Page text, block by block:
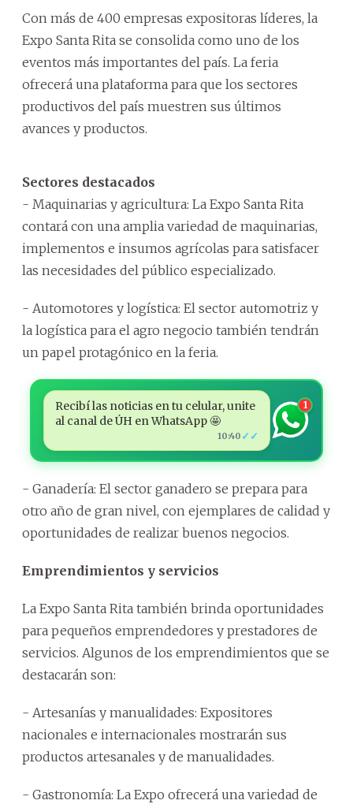
Con más de 400 empresas expositoras líderes, la
Expo Santa Rita se consolida como uno de los
eventos más importantes del país. La feria
ofrecerá una plataforma para que los sectores
productivos del país muestren sus últimos
avances y productos.
Sectores destacados
- Maquinarias y agricultura: La Expo Santa Rita
contará con una amplia variedad de maquinarias,
implementos e insumos agrícolas para satisfacer
las necesidades del público especializado.
- Automotores y logística: El sector automotriz y
la logística para el agro negocio también tendrán
un papel protagónico en la feria.
Recibí las noticias en tu celular, unite
al canal de ÚH en WhatsApp 🤩
10:40 ✓✓
1
- Ganadería: El sector ganadero se prepara para
otro año de gran nivel, con ejemplares de calidad y
oportunidades de realizar buenos negocios.
Emprendimientos y servicios
La Expo Santa Rita también brinda oportunidades
para pequeños emprendedores y prestadores de
servicios. Algunos de los emprendimientos que se
destacarán son:
- Artesanías y manualidades: Expositores
nacionales e internacionales mostrarán sus
productos artesanales y de manualidades.
- Gastronomía: La Expo ofrecerá una variedad de